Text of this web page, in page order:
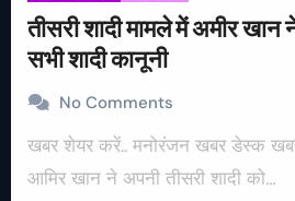
तीसरी शादी मामले में अमीर खान
सभी शादी कानूनी
No Comments
खबर शेयर करें.. मनोरंजन खबर डेस्क खबर 24×7 मुंबई // अभिनेता
आमिर खान ने अपनी तीसरी शादी को…